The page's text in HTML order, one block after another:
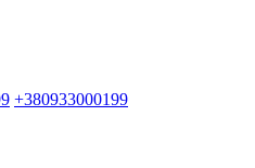
+380933000199